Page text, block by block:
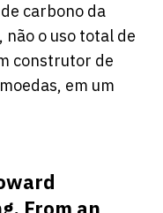
carbono da
o uso total de
construtor de
em um